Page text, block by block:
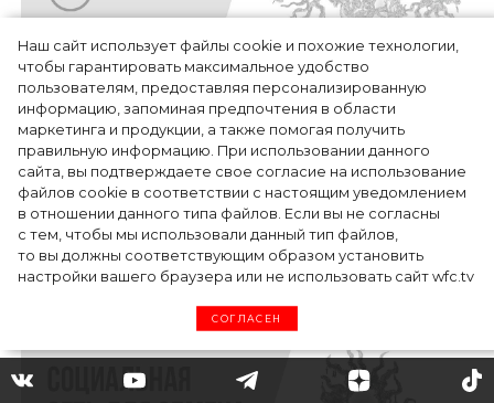
Наш сайт использует файлы cookie и похожие технологии,
чтобы гарантировать максимальное удобство
пользователям, предоставляя персонализированную
информацию, запоминая предпочтения в области
маркетинга и продукции, а также помогая получить
правильную информацию. При использовании данного
сайта, вы подтверждаете свое согласие на использование
файлов cookie в соответствии с настоящим уведомлением
в отношении данного типа файлов. Если вы не согласны
с тем, чтобы мы использовали данный тип файлов,
то вы должны соответствующим образом установить
настройки вашего браузера или не использовать сайт wfc.tv
СОГЛАСЕН